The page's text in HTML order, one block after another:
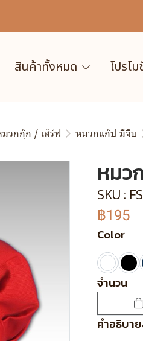
สินค้าทั้งหมด โปรโ
วกกุ๊ก / เสิร์ฟ หมวกแก๊ป มีจีบ
หมว
SKU :
฿195
Color
จำนวน
คำอธิบา